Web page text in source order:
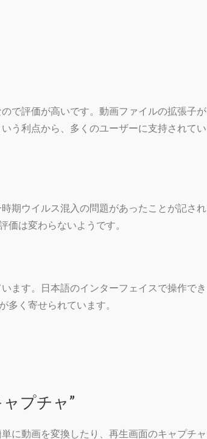
で評価が高いです。動画ファイルの拡張子が
う利点から、多くのユーザーに支持されてい
期ウイルス混入の問題があったことが記され
は変わらないようです。
ます。日本語のインターフェイスで操作でき
多く寄せられています。
プチャ”
に動画を変換したり、再生画面のキャプチャ